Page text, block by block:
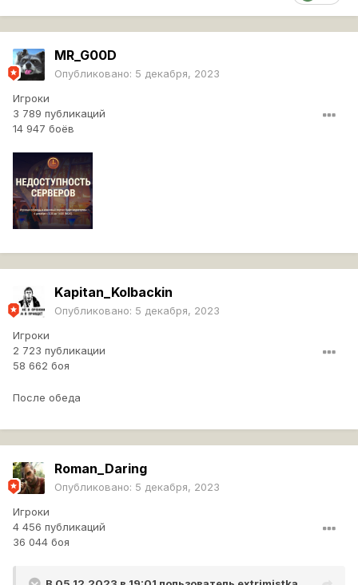
MR_G00D
Опубликовано: 5 декабря, 2023
Игроки
3 789 публикаций
14 947 боёв
Kapitan_Kolbackin
Опубликовано: 5 декабря, 2023
Игроки
2 723 публикации
58 662 боя
После обеда
Roman_Daring
Опубликовано: 5 декабря, 2023
Игроки
4 456 публикаций
36 044 боя